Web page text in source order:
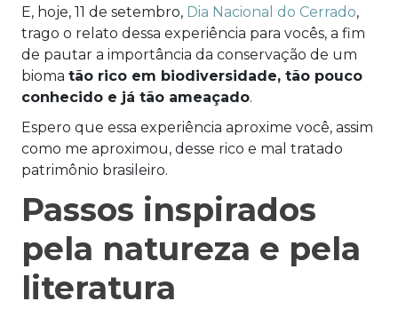
E, hoje, 11 de setembro, Dia Nacional do Cerrado,
trago o relato dessa experiência para vocês, a fim
de pautar a importância da conservação de um
bioma tão rico em biodiversidade, tão pouco
conhecido e já tão ameaçado.
Espero que essa experiência aproxime você, assim
como me aproximou, desse rico e mal tratado
patrimônio brasileiro.
Passos inspirados
pela natureza e pela
literatura